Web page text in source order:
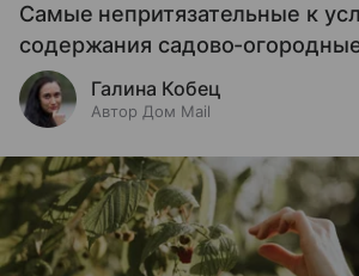
Самые непритязательные к
содержания садово-
Галина Кобец
Автор Дом Mail